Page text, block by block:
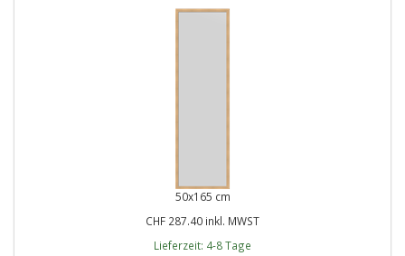
50x165 cm
CHF 287.40 inkl. MWST
Lieferzeit: 4-8 Tage